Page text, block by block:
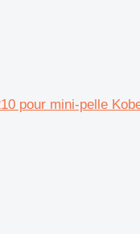
pour mini-pelle